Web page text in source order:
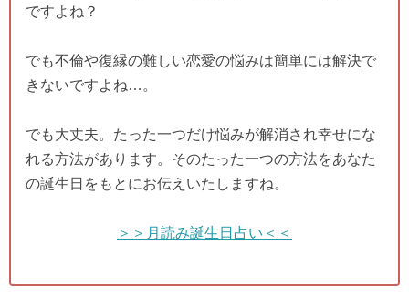
ですよね？
でも不倫や復縁の難しい恋愛の悩みは簡単には解決で
きないですよね…。
でも大丈夫。たった一つだけ悩みが解消され幸せにな
れる方法があります。そのたった一つの方法をあなた
の誕生日をもとにお伝えいたしますね。
＞＞月読み誕生日占い＜＜